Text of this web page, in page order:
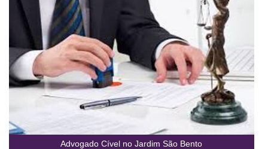
Advogado Cível no Jardim São Bento